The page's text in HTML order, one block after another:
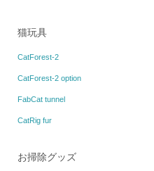
猫玩具
CatForest-2
CatForest-2 option
FabCat tunnel
CatRig fur
お掃除グッズ